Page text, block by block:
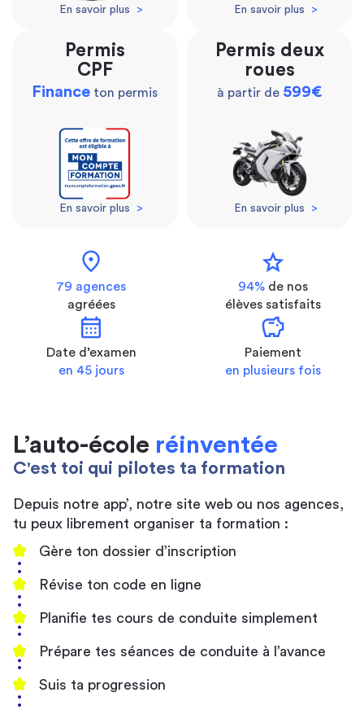
En savoir plus > En savoir plus >
Permis
CPF
Finance ton permis
En savoir plus >
Permis deux
roues
à partir de 599€
En savoir plus >
location_on
79 agences
agréées
star
94% de nos
élèves satisfaits
calendar_month
Date d’examen
en 45 jours
savings
Paiement
en plusieurs fois
L’auto-école réinventée
C'est toi qui pilotes ta formation
Depuis notre app’, notre site web ou nos agences,
tu peux librement organiser ta formation :
Gère ton dossier d’inscription
Révise ton code en ligne
Planifie tes cours de conduite simplement
Prépare tes séances de conduite à l’avance
Suis ta progression